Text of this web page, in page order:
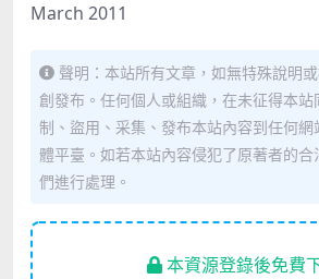
March 2011
聲明：本站所有文章，如無特殊說明
創發布。任何個人或組織，在未征得本站
制、盜用、采集、發布本站內容到任何網
體平臺。如若本站內容侵犯了原著者的
們進行處理。
本資源登錄後免費